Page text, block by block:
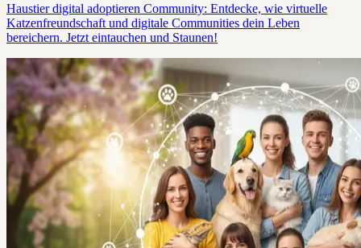
Haustier digital adoptieren Community: Entdecke, wie virtuelle
Katzenfreundschaft und digitale Communities dein Leben
bereichern. Jetzt eintauchen und Staunen!